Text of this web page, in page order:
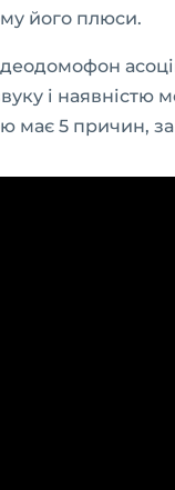
його плюси.
і
має 5 причин,